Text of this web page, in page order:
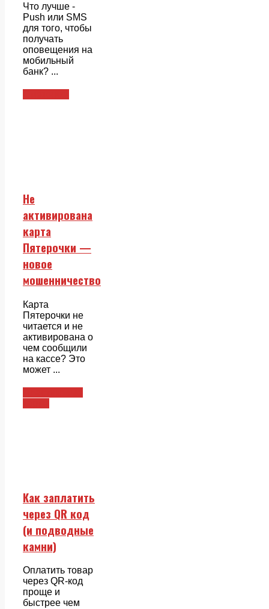
Что лучше -
Push или SMS
для того, чтобы
получать
оповещения на
мобильный
банк? ...
Не
активирована
карта
Пятерочки —
новое
мошенничество
Карта
Пятерочки не
читается и не
активирована о
чем сообщили
на кассе? Это
может ...
Как заплатить
через QR код
(и подводные
камни)
Оплатить товар
через QR-код
проще и
быстрее чем